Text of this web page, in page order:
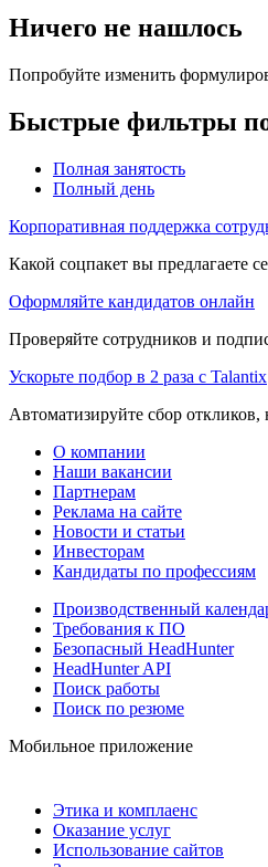
Ничего не нашлось
Попробуйте изменить
Быстрые фильтры
Полная занятость
Полный день
Корпоративная поддержка
Какой соцпакет вы предлагаете
Оформляйте кандидатов онлайн
Проверяйте сотрудников и
Ускорьте подбор в 2 раза с Talantix
Автоматизируйте сбор откликов,
О компании
Наши вакансии
Партнерам
Реклама на сайте
Новости и статьи
Инвесторам
Кандидаты по профессиям
Производственный
Требования к ПО
Безопасный HeadHunter
HeadHunter API
Поиск работы
Поиск по резюме
Мобильное приложение
Этика и комплаенс
Оказание услуг
Использование сайтов